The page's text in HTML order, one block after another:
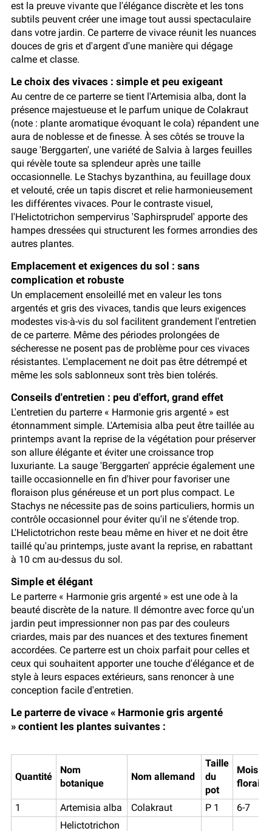
est la preuve vivante que l'élégance discrète et les tons
subtils peuvent créer une image tout aussi spectaculaire
dans votre jardin. Ce parterre de vivace réunit les nuances
douces de gris et d'argent d'une manière qui dégage
calme et classe.
Le choix des vivaces : simple et peu exigeant
Au centre de ce parterre se tient l'Artemisia alba, dont la
présence majestueuse et le parfum unique de Colakraut
(note : plante aromatique évoquant le cola) répandent une
aura de noblesse et de finesse. À ses côtés se trouve la
sauge 'Berggarten', une variété de Salvia à larges feuilles
qui révèle toute sa splendeur après une taille
occasionnelle. Le Stachys byzanthina, au feuillage doux
et velouté, crée un tapis discret et relie harmonieusement
les différentes vivaces. Pour le contraste visuel,
l'Helictotrichon sempervirus 'Saphirsprudel' apporte des
hampes dressées qui structurent les formes arrondies des
autres plantes.
Emplacement et exigences du sol : sans
complication et robuste
Un emplacement ensoleillé met en valeur les tons
argentés et gris des vivaces, tandis que leurs exigences
modestes vis-à-vis du sol facilitent grandement l'entretien
de ce parterre. Même des périodes prolongées de
sécheresse ne posent pas de problème pour ces vivaces
résistantes. L'emplacement ne doit pas être détrempé et
même les sols sablonneux sont très bien tolérés.
Conseils d'entretien : peu d'effort, grand effet
L'entretien du parterre « Harmonie gris argenté » est
étonnamment simple. L'Artemisia alba peut être taillée au
printemps avant la reprise de la végétation pour préserver
son allure élégante et éviter une croissance trop
luxuriante. La sauge 'Berggarten' apprécie également une
taille occasionnelle en fin d'hiver pour favoriser une
floraison plus généreuse et un port plus compact. Le
Stachys ne nécessite pas de soins particuliers, hormis un
contrôle occasionnel pour éviter qu'il ne s'étende trop.
L'Helictotrichon reste beau même en hiver et ne doit être
taillé qu'au printemps, juste avant la reprise, en rabattant
à 10 cm au-dessus du sol.
Simple et élégant
Le parterre « Harmonie gris argenté » est une ode à la
beauté discrète de la nature. Il démontre avec force qu'un
jardin peut impressionner non pas par des couleurs
criardes, mais par des nuances et des textures finement
accordées. Ce parterre est un choix parfait pour celles et
ceux qui souhaitent apporter une touche d'élégance et de
style à leurs espaces extérieurs, sans renoncer à une
conception facile d'entretien.
Le parterre de vivace « Harmonie gris argenté
» contient les plantes suivantes :
Quantité
Nom
botanique
Nom allemand
Taille
du
pot
Mois de
1 Artemisia alba Colakraut P 1
6-7
Helictotrichon